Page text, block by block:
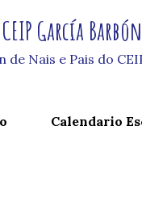
García Barbón
de Nais e Pais do
Calendario